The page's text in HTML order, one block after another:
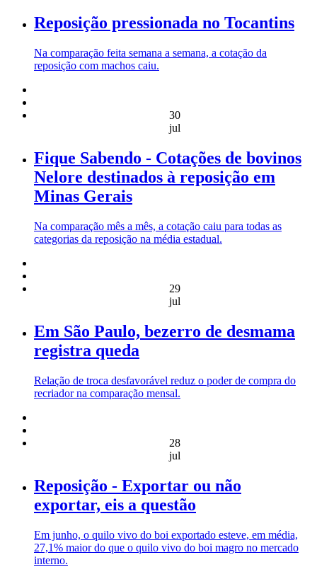
Reposição pressionada no Tocantins
Na comparação feita semana a semana, a cotação da
reposição com machos caiu.
30
jul
Fique Sabendo - Cotações de bovinos
Nelore destinados à reposição em
Minas Gerais
Na comparação mês a mês, a cotação caiu para todas as
categorias da reposição na média estadual.
29
jul
Em São Paulo, bezerro de desmama
registra queda
Relação de troca desfavorável reduz o poder de compra do
recriador na comparação mensal.
28
jul
Reposição - Exportar ou não
exportar, eis a questão
Em junho, o quilo vivo do boi exportado esteve, em média,
27,1% maior do que o quilo vivo do boi magro no mercado
interno.